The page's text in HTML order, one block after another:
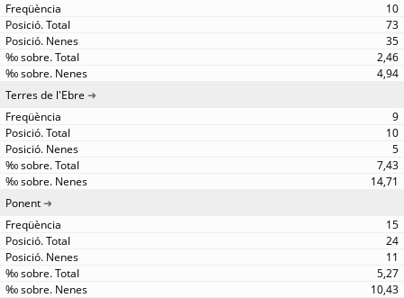
10
73
35
2,46
4,94
Terres de l'Ebre
9
10
5
7,43
14,71
Ponent
15
24
11
5,27
10,43